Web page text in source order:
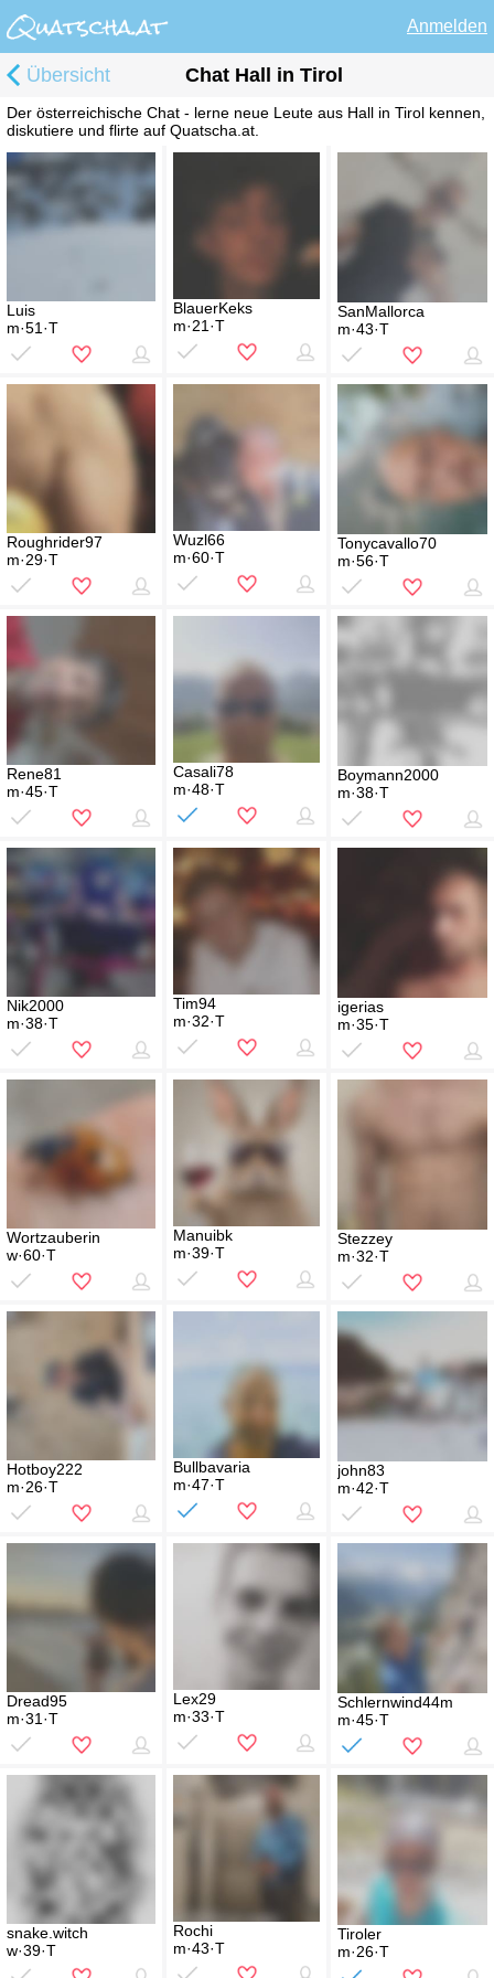
Anmelden
Übersicht Chat Hall in Tirol
Der österreichische Chat - lerne neue Leute aus Hall in Tirol kennen,
diskutiere und flirte auf Quatscha.at.
Luis
m·51·T
BlauerKeks
m·21·T
SanMallorca
m·43·T
Roughrider97
m·29·T
Wuzl66
m·60·T
Tonycavallo70
m·56·T
Rene81
m·45·T
Casali78
m·48·T
Boymann2000
m·38·T
Nik2000
m·38·T
Tim94
m·32·T
igerias
m·35·T
Wortzauberin
w·60·T
Manuibk
m·39·T
Stezzey
m·32·T
Hotboy222
m·26·T
Bullbavaria
m·47·T
john83
m·42·T
Dread95
m·31·T
Lex29
m·33·T
Schlernwind44m
m·45·T
snake.witch
w·39·T
Rochi
m·43·T
Tiroler
m·26·T